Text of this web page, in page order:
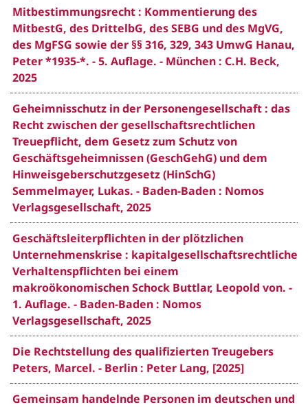
Mitbestimmungsrecht : Kommentierung des
MitbestG, des DrittelbG, des SEBG und des MgVG,
des MgFSG sowie der §§ 316, 329, 343 UmwG Hanau,
Peter *1935-*. - 5. Auflage. - München : C.H. Beck,
2025
Geheimnisschutz in der Personengesellschaft : das
Recht zwischen der gesellschaftsrechtlichen
Treuepflicht, dem Gesetz zum Schutz von
Geschäftsgeheimnissen (GeschGehG) und dem
Hinweisgeberschutzgesetz (HinSchG)
Semmelmayer, Lukas. - Baden-Baden : Nomos
Verlagsgesellschaft, 2025
Geschäftsleiterpflichten in der plötzlichen
Unternehmenskrise : kapitalgesellschaftsrechtliche
Verhaltenspflichten bei einem
makroökonomischen Schock Buttlar, Leopold von. -
1. Auflage. - Baden-Baden : Nomos
Verlagsgesellschaft, 2025
Die Rechtstellung des qualifizierten Treugebers
Peters, Marcel. - Berlin : Peter Lang, [2025]
Gemeinsam handelnde Personen im deutschen und